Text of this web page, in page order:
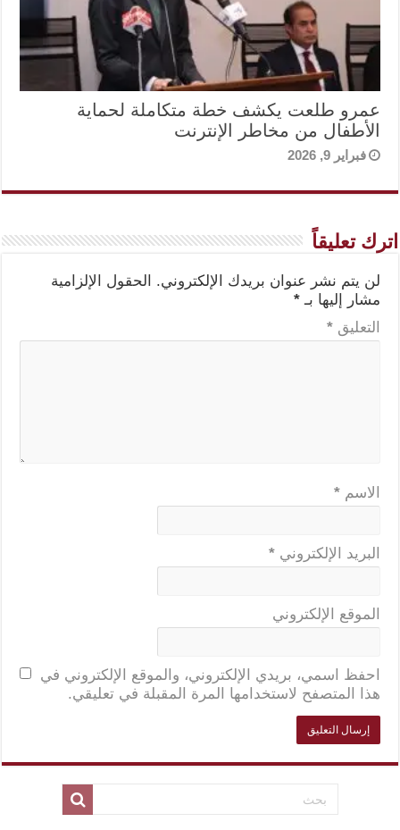
عمرو طلعت يكشف خطة متكاملة لحماية
الأطفال من مخاطر الإنترنت
فبراير 9, 2026
اترك تعليقاً
لن يتم نشر عنوان بريدك الإلكتروني.
الحقول الإلزامية
مشار إليها بـ *
التعليق *
الاسم *
البريد الإلكتروني *
الموقع الإلكتروني
احفظ اسمي، بريدي الإلكتروني، والموقع الإلكتروني في
هذا المتصفح لاستخدامها المرة المقبلة في تعليقي.